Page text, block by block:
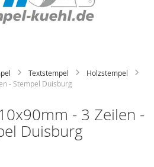
Textstempel
Holzstempel
- Stempel Duisburg
- 3 Zeilen -
Duisburg